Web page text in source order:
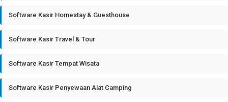
Software Kasir Homestay & Guesthouse
Software Kasir Travel & Tour
Software Kasir Tempat Wisata
Software Kasir Penyewaan Alat Camping